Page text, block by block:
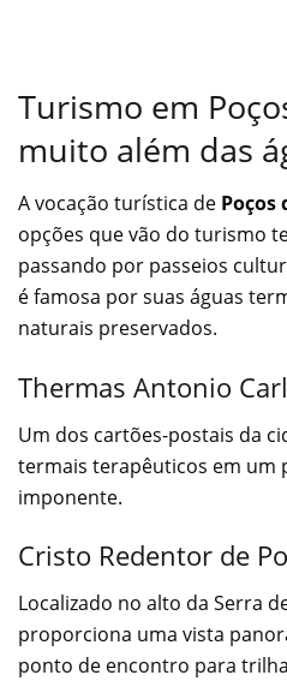
Turismo em
muito além das
A vocação turística de Poços
opções que vão do turismo
passando por passeios
é famosa por suas águas
naturais preservados.
Thermas Antonio
Um dos cartões-postais da
termais terapêuticos em um
imponente.
Cristo Redentor de
Localizado no alto da Serra
proporciona uma vista
ponto de encontro para